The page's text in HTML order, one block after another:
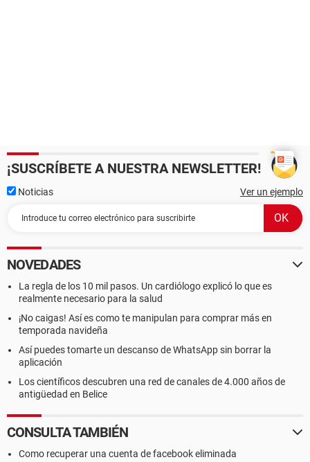
¡SUSCRÍBETE A NUESTRA NEWSLETTER!
Noticias Ver un ejemplo
NOVEDADES
La regla de los 10 mil pasos. Un cardiólogo explicó lo que es
realmente necesario para la salud
¡No caigas! Así es como te manipulan para comprar más en
temporada navideña
Así puedes tomarte un descanso de WhatsApp sin borrar la
aplicación
Los científicos descubren una red de canales de 4.000 años de
antigüedad en Belice
CONSULTA TAMBIÉN
Como recuperar una cuenta de facebook eliminada